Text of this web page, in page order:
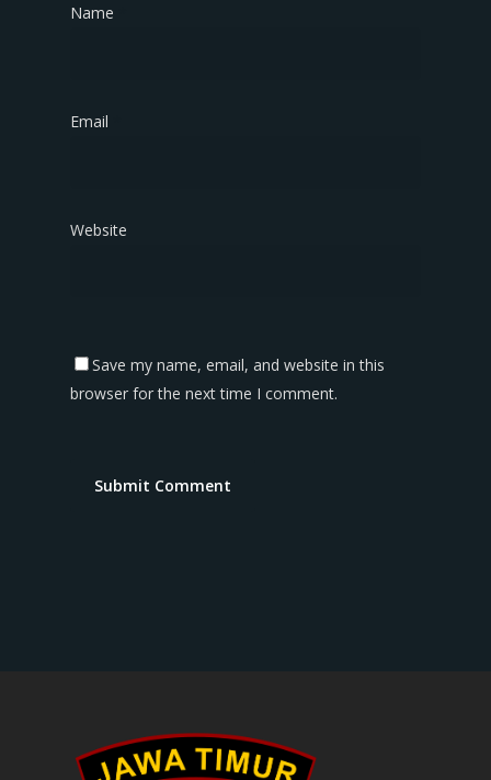
Name
Email
Website
Save my name, email, and website in this
browser for the next time I comment.